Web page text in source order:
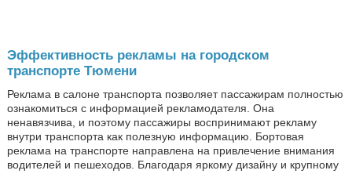
Эффективность рекламы на городском
транспорте Тюмени
Реклама в салоне транспорта позволяет пассажирам полностью
ознакомиться с информацией рекламодателя. Она
ненавязчива, и поэтому пассажиры воспринимают рекламу
внутри транспорта как полезную информацию. Бортовая
реклама на транспорте направлена на привлечение внимания
водителей и пешеходов. Благодаря яркому дизайну и крупному